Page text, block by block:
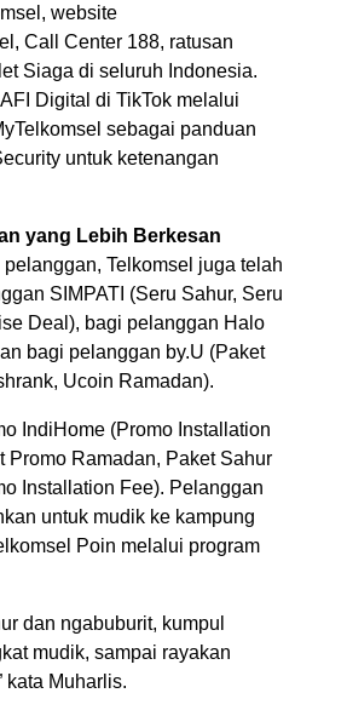
website
Call Center 188, ratusan
Siaga di seluruh Indonesia.
Digital di TikTok melalui
sebagai panduan
untuk ketenangan
yang Lebih Berkesan
Telkomsel juga telah
SIMPATI (Seru Sahur, Seru
Deal), bagi pelanggan Halo
bagi pelanggan by.U (Paket
Ucoin Ramadan).
IndiHome (Promo Installation
Promo Ramadan, Paket Sahur
Installation Fee). Pelanggan
untuk mudik ke kampung
Poin melalui program
dan ngabuburit, kumpul
mudik, sampai rayakan
kata Muharlis.